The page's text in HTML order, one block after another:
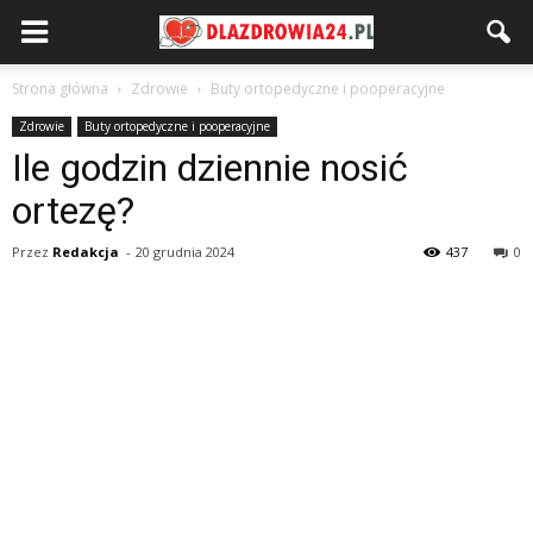
Strona główna Zdrowie Buty ortopedyczne i pooperacyjne
Zdrowie Buty ortopedyczne i pooperacyjne
Ile godzin dziennie nosić
ortezę?
Przez Redakcja - 20 grudnia 2024 0
437